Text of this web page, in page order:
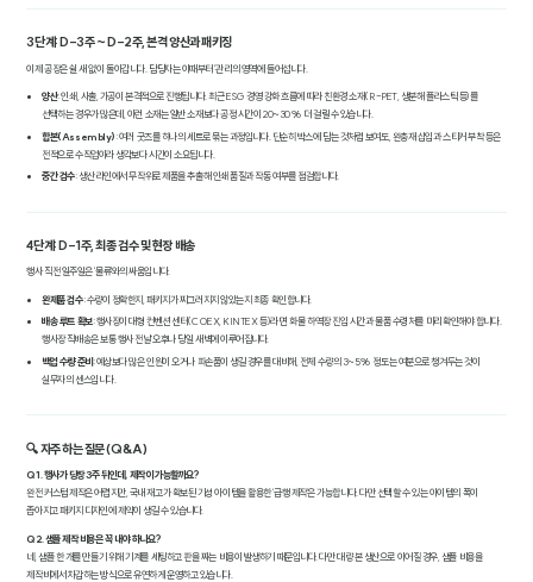
3단계: D-3주 ~ D-2주, 본격 양산과 패키징
이제 공장은 쉴 새 없이 돌아갑니다. 담당자는 이때부터 '관리'의 영역에 들어섭니다.
양산: 인쇄, 사출, 가공이 본격적으로 진행됩니다. 최근 ESG 경영 강화 흐름에 따라 친환경 소재(R-PET, 생분해 플라스틱 등)를
선택하는 경우가 많은데, 이런 소재는 일반 소재보다 공정 시간이 20~30% 더 걸릴 수 있습니다.
합본(Assembly) : 여러 굿즈를 하나의 세트로 묶는 과정입니다. 단순히 박스에 담는 것처럼 보여도, 완충재 삽입과 스티커 부착 등은
전적으로 수작업이라 생각보다 시간이 소요됩니다.
중간 검수: 생산 라인에서 무작위로 제품을 추출해 인쇄 품질과 작동 여부를 점검합니다.
4단계: D-1주, 최종 검수 및 현장 배송
행사 직전 일주일은 '물류'와의 싸움입니다.
완제품 검수: 수량이 정확한지, 패키지가 찌그러지지 않았는지 최종 확인합니다.
배송 루트 확보: 행사장이 대형 컨벤션 센터(COEX, KINTEX 등)라면, 화물 하역장 진입 시간과 물품 수령처를 미리 확인해야 합니다.
행사장 직배송은 보통 행사 전날 오후나 당일 새벽에 이루어집니다.
백업 수량 준비 : 예상보다 많은 인원이 오거나 파손품이 생길 경우를 대비해, 전체 수량의 3~5% 정도는 여분으로 챙겨두는 것이
실무자의 센스입니다.
🔍 자주 하는 질문 (Q&A)
Q1. 행사가 당장 3주 뒤인데, 제작이 가능할까요?
완전 커스텀 제작은 어렵지만, 국내 재고가 확보된 기성 아이템을 활용한 '급행 제작'은 가능합니다. 다만 선택할 수 있는 아이템의 폭이
좁아지고 패키지 디자인에 제약이 생길 수 있습니다.
Q2. 샘플 제작 비용은 꼭 내야 하나요?
네, 샘플 한 개를 만들기 위해 기계를 세팅하고 판을 짜는 비용이 발생하기 때문입니다. 다만 대량 본 생산으로 이어질 경우, 샘플 비용을
제작비에서 차감하는 방식으로 유연하게 운영하고 있습니다.